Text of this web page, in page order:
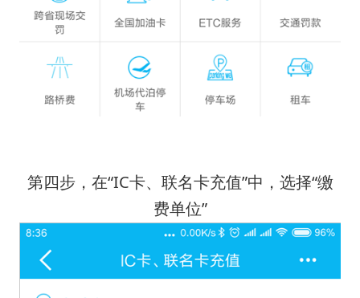
第四步，在“IC卡、联名卡充值”中，选择“缴
费单位”